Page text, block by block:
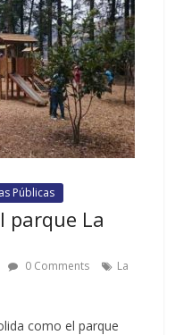
Públicas
parque La
0 Comments
La
como el parque